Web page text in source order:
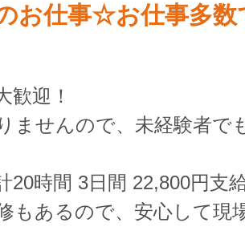
お仕事☆お仕事多数
迎！
ませんので、未経験者で
20時間 3日間 22,800円支
もあるので、安心して現